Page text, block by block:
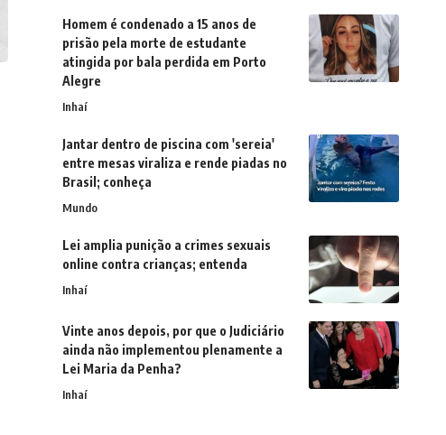
Homem é condenado a 15 anos de
prisão pela morte de estudante
atingida por bala perdida em Porto
Alegre
Inhaí
Jantar dentro de piscina com 'sereia'
entre mesas viraliza e rende piadas no
Brasil; conheça
Mundo
Lei amplia punição a crimes sexuais
online contra crianças; entenda
Inhaí
Vinte anos depois, por que o Judiciário
ainda não implementou plenamente a
Lei Maria da Penha?
Inhaí